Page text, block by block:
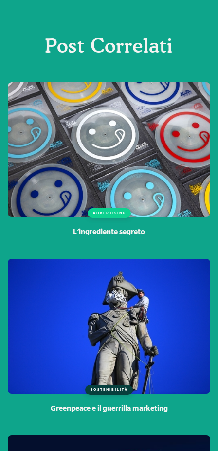
Post Correlati
ADVERTISING
L’ingrediente segreto
SOSTENIBILITÀ
Greenpeace e il guerrilla marketing